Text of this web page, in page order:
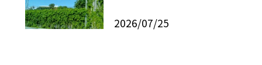
2026/07/25